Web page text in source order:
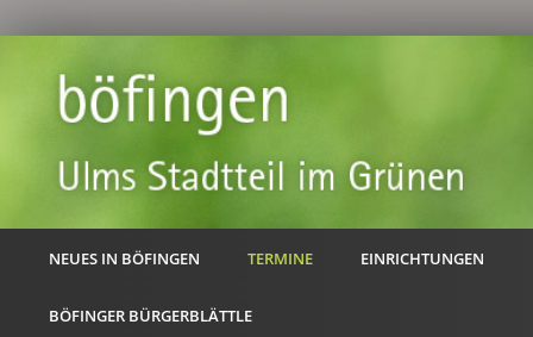
NEUES IN BÖFINGEN TERMINE EINRICHTUNGEN
BÖFINGER BÜRGERBLÄTTLE